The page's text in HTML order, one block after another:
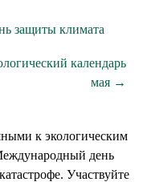
защиты климата
календарь
мая →
к экологическим
день
Участвуйте